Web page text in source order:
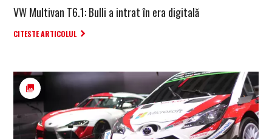
VW Multivan T6.1: Bulli a intrat în era digitală
CITESTE ARTICOLUL